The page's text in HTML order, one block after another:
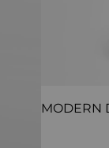
MODERN